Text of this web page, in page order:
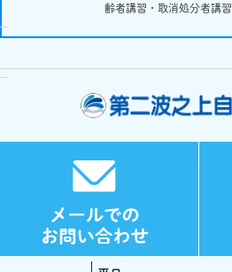
齢者講習・取消処分者講習